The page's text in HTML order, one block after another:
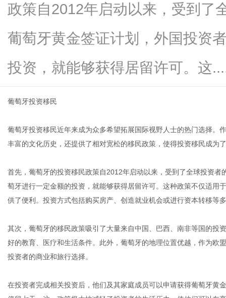
政策自2012年启动以来，受到了
葡萄牙黄金签证计划，外国投资
投资，就能够获得居留许可。这
葡萄牙投资移民
葡萄牙投资移民近年来成为众多希望拓展国际视野人士的热门选择。
丰富的文化历史，还提供了相对宽松的移民政策，使得投资移民成为
首先，葡萄牙的投资移民政策自2012年启动以来，受到了全球投资
萄牙进行一定金额的投资，就能够获得居留许可。这种政策不仅适用
供了便利。投资方式包括购买房产、创造就业机会或进行资本转移等
其次，葡萄牙的移民政策吸引了大量来自中国、巴西、南非等国的投
好的教育、医疗和生活条件。此外，葡萄牙的地理位置优越，作为欧
投资者的商业和旅行选择。
在投资者完成相关投资后，他们及其家庭成员可以申请获得葡萄牙黄